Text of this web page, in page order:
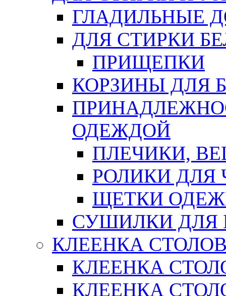
ГЛАДИЛЬНЫЕ
ДЛЯ СТИРКИ
ПРИЩЕПКИ
КОРЗИНЫ ДЛЯ
ОДЕЖДОЙ
ПЛЕЧИКИ,
РОЛИКИ ДЛЯ
ЩЕТКИ
СУШИЛКИ ДЛЯ
КЛЕЕНКА
КЛЕЕНКА
КЛЕЕНКА